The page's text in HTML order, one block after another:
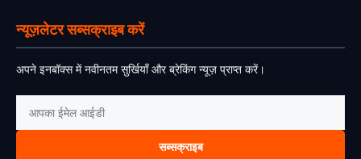
न्यूज़लेटर सब्सक्राइब करें
अपने इनबॉक्स में नवीनतम सुर्खियाँ और ब्रेकिंग न्यूज़ प्राप्त करें।
सब्सक्राइब